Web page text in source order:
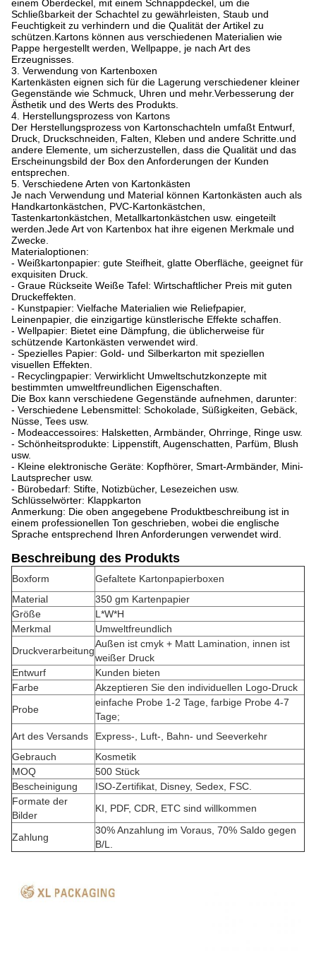
einem Oberdeckel, mit einem Schnappdeckel, um die
Schließbarkeit der Schachtel zu gewährleisten, Staub und
Feuchtigkeit zu verhindern und die Qualität der Artikel zu
schützen.Kartons können aus verschiedenen Materialien wie
Pappe hergestellt werden, Wellpappe, je nach Art des
Erzeugnisses.
3. Verwendung von Kartenboxen
Kartenkästen eignen sich für die Lagerung verschiedener kleiner
Gegenstände wie Schmuck, Uhren und mehr.Verbesserung der
Ästhetik und des Werts des Produkts.
4. Herstellungsprozess von Kartons
Der Herstellungsprozess von Kartonschachteln umfaßt Entwurf,
Druck, Druckschneiden, Falten, Kleben und andere Schritte.und
andere Elemente, um sicherzustellen, dass die Qualität und das
Erscheinungsbild der Box den Anforderungen der Kunden
entsprechen.
5. Verschiedene Arten von Kartonkästen
Je nach Verwendung und Material können Kartonkästen auch als
Handkartonkästchen, PVC-Kartonkästchen,
Tastenkartonkästchen, Metallkartonkästchen usw. eingeteilt
werden.Jede Art von Kartenbox hat ihre eigenen Merkmale und
Zwecke.
Materialoptionen:
- Weißkartonpapier: gute Steifheit, glatte Oberfläche, geeignet für
exquisiten Druck.
- Graue Rückseite Weiße Tafel: Wirtschaftlicher Preis mit guten
Druckeffekten.
- Kunstpapier: Vielfache Materialien wie Reliefpapier,
Leinenpapier, die einzigartige künstlerische Effekte schaffen.
- Wellpapier: Bietet eine Dämpfung, die üblicherweise für
schützende Kartonkästen verwendet wird.
- Spezielles Papier: Gold- und Silberkarton mit speziellen
visuellen Effekten.
- Recyclingpapier: Verwirklicht Umweltschutzkonzepte mit
bestimmten umweltfreundlichen Eigenschaften.
Die Box kann verschiedene Gegenstände aufnehmen, darunter:
- Verschiedene Lebensmittel: Schokolade, Süßigkeiten, Gebäck,
Nüsse, Tees usw.
- Modeaccessoires: Halsketten, Armbänder, Ohrringe, Ringe usw.
- Schönheitsprodukte: Lippenstift, Augenschatten, Parfüm, Blush
usw.
- Kleine elektronische Geräte: Kopfhörer, Smart-Armbänder, Mini-
Lautsprecher usw.
- Bürobedarf: Stifte, Notizbücher, Lesezeichen usw.
Schlüsselwörter: Klappkarton
Anmerkung: Die oben angegebene Produktbeschreibung ist in
einem professionellen Ton geschrieben, wobei die englische
Sprache entsprechend Ihren Anforderungen verwendet wird.
Beschreibung des Produkts
Boxform
Gefaltete Kartonpapierboxen
Material
350 gm Kartenpapier
Größe
L*W*H
Merkmal
Umweltfreundlich
Druckverarbeitung
Außen ist cmyk + Matt Lamination, innen ist
weißer Druck
Entwurf
Kunden bieten
Farbe
Akzeptieren Sie den individuellen Logo-Druck
Probe
einfache Probe 1-2 Tage, farbige Probe 4-7
Tage;
Art des Versands
Express-, Luft-, Bahn- und Seeverkehr
Gebrauch
Kosmetik
MOQ
500 Stück
Bescheinigung
ISO-Zertifikat, Disney, Sedex, FSC.
Formate der
Bilder
KI, PDF, CDR, ETC sind willkommen
Zahlung
30% Anzahlung im Voraus, 70% Saldo gegen
B/L.